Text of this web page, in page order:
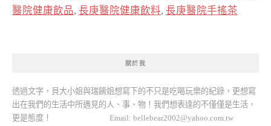
醫院健康飲品, 長庚醫院健康飲料, 長庚醫院手搖茶
關於我
透過文字，貝大小姐與瑞餚姐想寫下的不只是吃喝玩樂的紀錄，更想寫
出在我們的生活中所遇見的人、事、物！我們想表達的不僅僅是生活，
更是態度！ Email: bellebear2002@yahoo.com.tw